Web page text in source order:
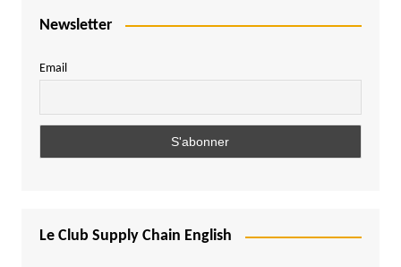
Newsletter
Email
Le Club Supply Chain English